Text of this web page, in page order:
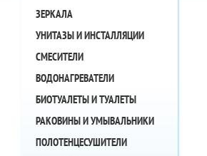
ЗЕРКАЛА
УНИТАЗЫ И ИНСТАЛЛЯЦИИ
СМЕСИТЕЛИ
ВОДОНАГРЕВАТЕЛИ
БИОТУАЛЕТЫ И ТУАЛЕТЫ
РАКОВИНЫ И УМЫВАЛЬНИКИ
ПОЛОТЕНЦЕСУШИТЕЛИ